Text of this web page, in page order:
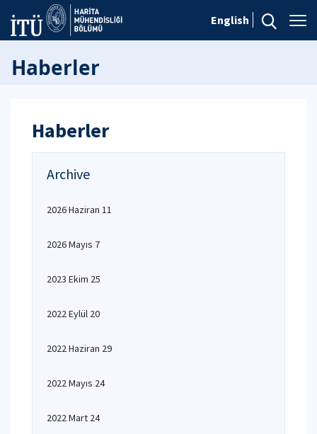
English
Haberler
Haberler
Archive
2026 Haziran 11
2026 Mayıs 7
2023 Ekim 25
2022 Eylül 20
2022 Haziran 29
2022 Mayıs 24
2022 Mart 24